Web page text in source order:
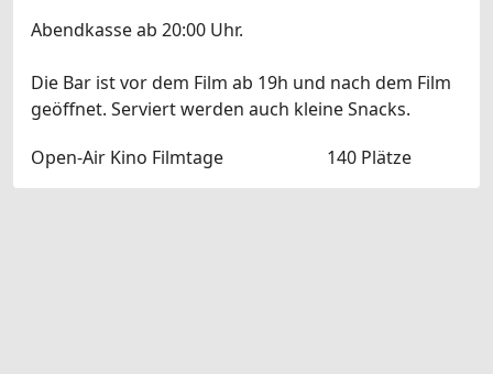
Abendkasse ab 20:00 Uhr.
Die Bar ist vor dem Film ab 19h und nach dem Film
geöffnet. Serviert werden auch kleine Snacks.
Open-Air Kino Filmtage
140 Plätze